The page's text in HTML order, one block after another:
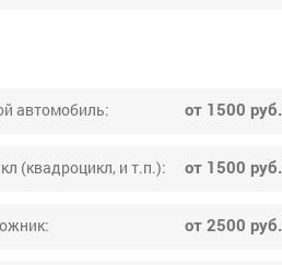
автомобиль: от 1500 руб.
(квадроцикл, и т.п.): от 1500 руб.
от 2500 руб.